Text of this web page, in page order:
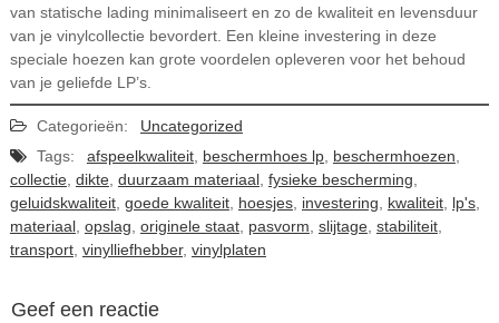
van statische lading minimaliseert en zo de kwaliteit en levensduur
van je vinylcollectie bevordert. Een kleine investering in deze
speciale hoezen kan grote voordelen opleveren voor het behoud
van je geliefde LP’s.
Categorieën:
Uncategorized
Tags:
afspeelkwaliteit, beschermhoes lp, beschermhoezen
collectie, dikte, duurzaam materiaal, fysieke bescherming
geluidskwaliteit, goede kwaliteit, hoesjes, investering kwaliteit, lp's,
materiaal, opslag originele staat, pasvorm slijtage, stabiliteit,
transport, vinylliefhebber, vinylplaten
Geef een reactie